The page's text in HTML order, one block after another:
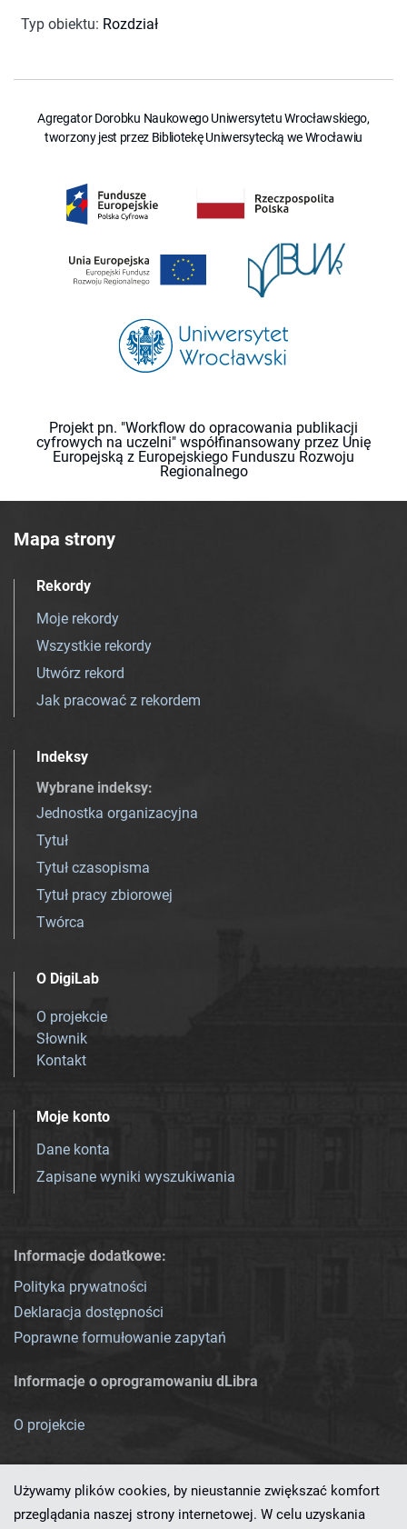
Typ obiektu: Rozdział
Agregator Dorobku Naukowego Uniwersytetu Wrocławskiego,
tworzony jest przez Bibliotekę Uniwersytecką we Wrocławiu
Projekt pn. "Workflow do opracowania publikacji
cyfrowych na uczelni" współfinansowany przez Unię
Europejską z Europejskiego Funduszu Rozwoju
Regionalnego
Mapa strony
Rekordy
Moje rekordy
Wszystkie rekordy
Utwórz rekord
Jak pracować z rekordem
Indeksy
Wybrane indeksy:
Jednostka organizacyjna
Tytuł
Tytuł czasopisma
Tytuł pracy zbiorowej
Twórca
O DigiLab
O projekcie
Słownik
Kontakt
Moje konto
Dane konta
Zapisane wyniki wyszukiwania
Informacje dodatkowe:
Polityka prywatności
Deklaracja dostępności
Poprawne formułowanie zapytań
Informacje o oprogramowaniu dLibra
O projekcie
Używamy plików cookies, by nieustannie zwiększać komfort
przeglądania naszej strony internetowej. W celu uzyskania